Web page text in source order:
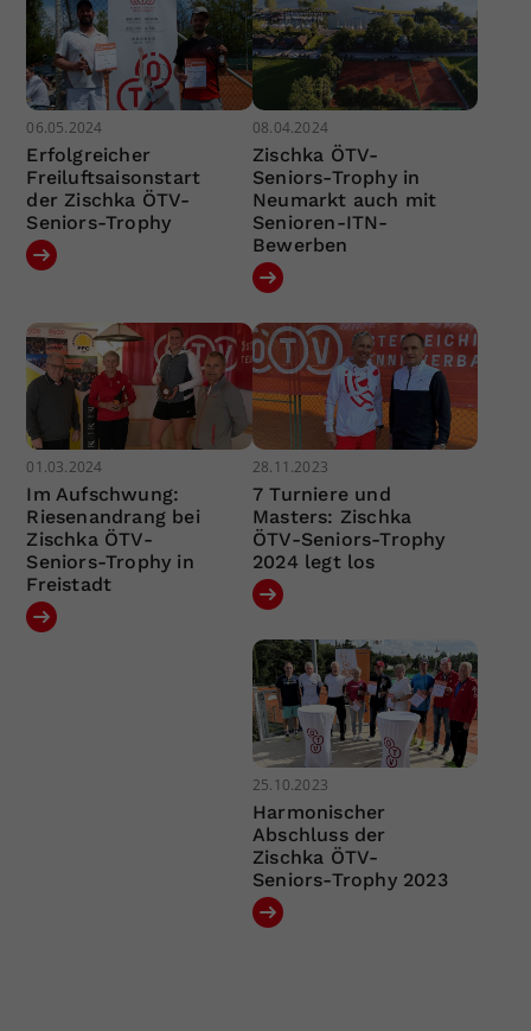
06.05.2024
Erfolgreicher
Freiluftsaisonstart
der Zischka ÖTV-
Seniors-Trophy
08.04.2024
Zischka ÖTV-
Seniors-Trophy in
Neumarkt auch mit
Senioren-ITN-
Bewerben
01.03.2024
Im Aufschwung:
Riesenandrang bei
Zischka ÖTV-
Seniors-Trophy in
Freistadt
28.11.2023
7 Turniere und
Masters: Zischka
ÖTV-Seniors-Trophy
2024 legt los
25.10.2023
Harmonischer
Abschluss der
Zischka ÖTV-
Seniors-Trophy 2023